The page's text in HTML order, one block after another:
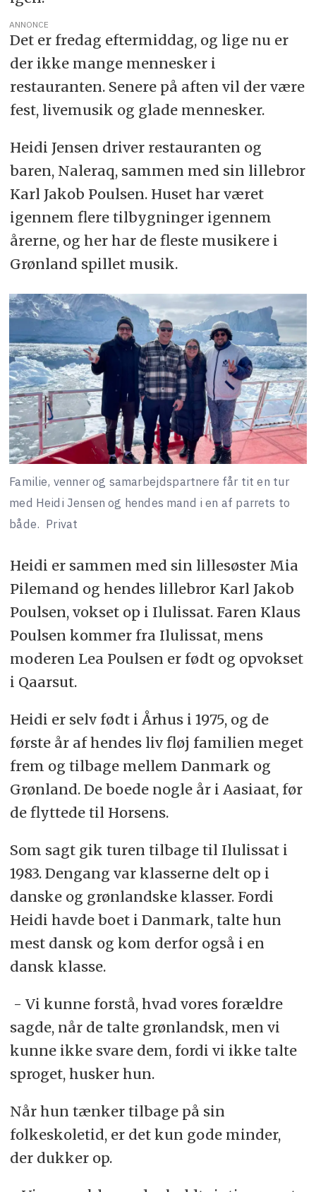
ANNONCE
Det er fredag eftermiddag, og lige nu er
der ikke mange mennesker i
restauranten. Senere på aften vil der være
fest, livemusik og glade mennesker.
Heidi Jensen driver restauranten og
baren, Naleraq, sammen med sin lillebror
Karl Jakob Poulsen. Huset har været
igennem flere tilbygninger igennem
årerne, og her har de fleste musikere i
Grønland spillet musik.
Familie, venner og samarbejdspartnere får tit en tur
med Heidi Jensen og hendes mand i en af parrets to
både. Privat
Heidi er sammen med sin lillesøster Mia
Pilemand og hendes lillebror Karl Jakob
Poulsen, vokset op i Ilulissat. Faren Klaus
Poulsen kommer fra Ilulissat, mens
moderen Lea Poulsen er født og opvokset
i Qaarsut.
Heidi er selv født i Århus i 1975, og de
første år af hendes liv fløj familien meget
frem og tilbage mellem Danmark og
Grønland. De boede nogle år i Aasiaat, før
de flyttede til Horsens.
Som sagt gik turen tilbage til Ilulissat i
1983. Dengang var klasserne delt op i
danske og grønlandske klasser. Fordi
Heidi havde boet i Danmark, talte hun
mest dansk og kom derfor også i en
dansk klasse.
- Vi kunne forstå, hvad vores forældre
sagde, når de talte grønlandsk, men vi
kunne ikke svare dem, fordi vi ikke talte
sproget, husker hun.
Når hun tænker tilbage på sin
folkeskoletid, er det kun gode minder,
der dukker op.